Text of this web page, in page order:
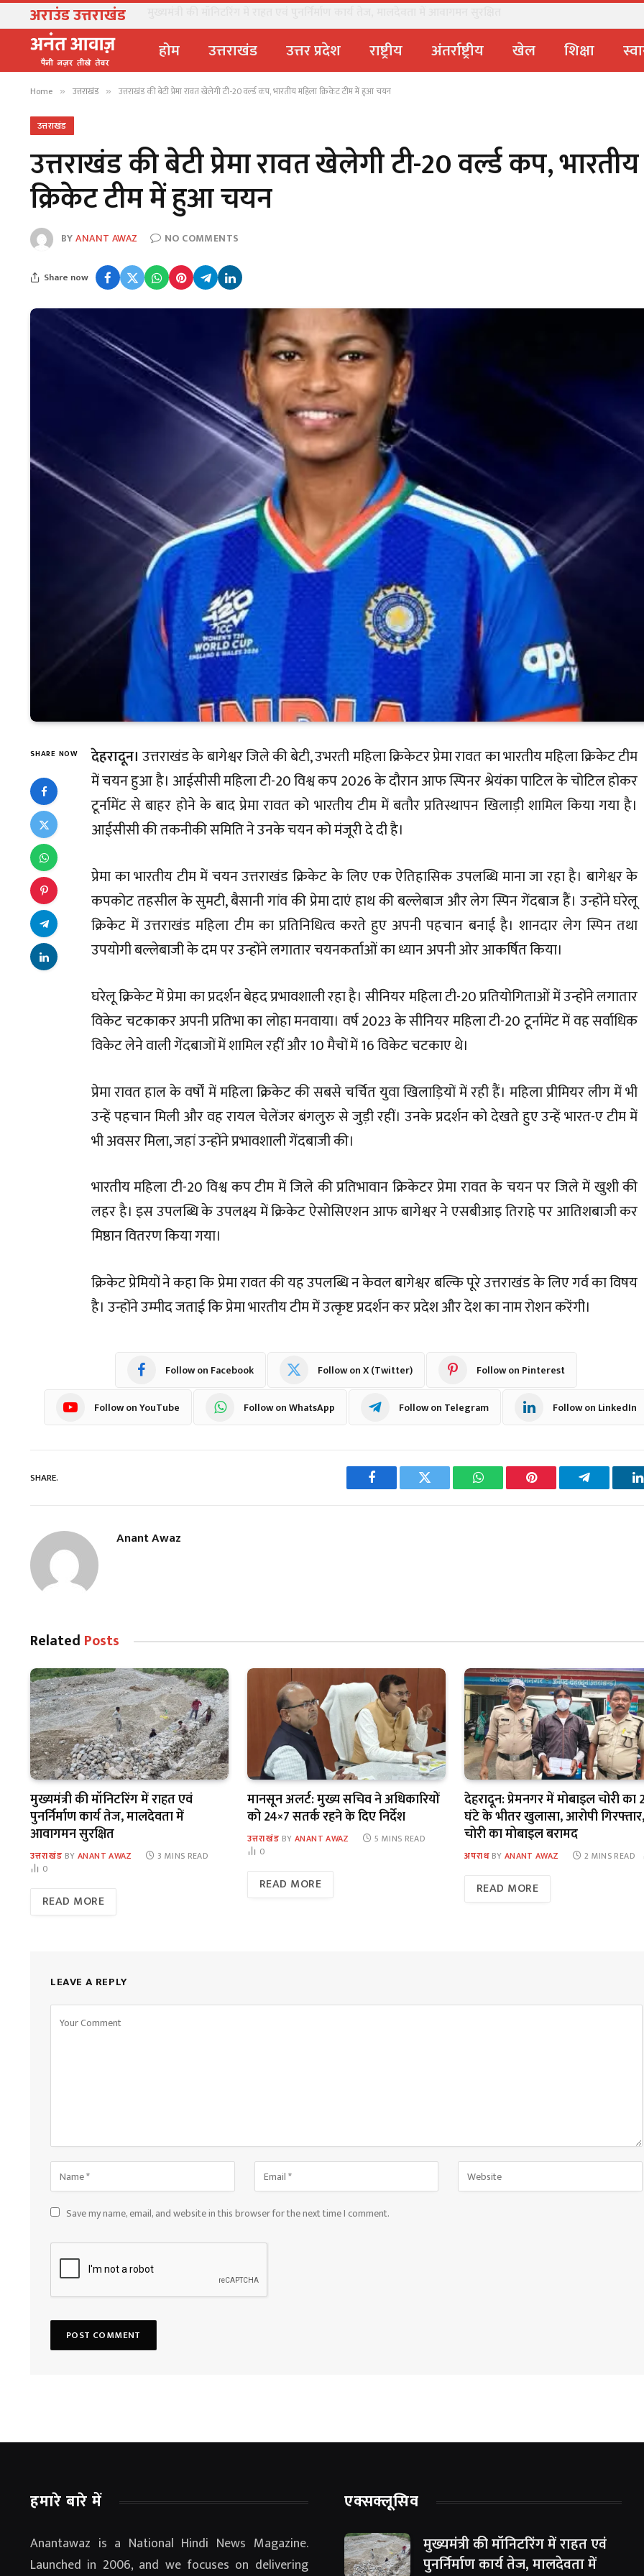
अराउंड उत्तराखंड
होम उत्तराखंड उत्तर प्रदेश राष्ट्रीय अंतर्राष्ट्रीय खेल शिक्षा
Home » उत्तराखंड » उत्तराखंड की बेटी प्रेमा रावत खेलेगी टी-20 वर्ल्ड कप, भारतीय महिला क्रिकेट टीम में हुआ चयन
उत्तराखंड
उत्तराखंड की बेटी प्रेमा रावत खेलेगी टी-20 वर्ल्ड कप,
क्रिकेट टीम में हुआ चयन
BYANANT AWAZ NO COMMENTS
Share now
SHARE NOW देहरादून। उत्तराखंड के बागेश्वर जिले की बेटी, उभरती महिला क्रिकेटर प्रेमा रावत का भारतीय महिला क्रिकेट टीम
में चयन हुआ है। आईसीसी महिला टी-20 विश्व कप 2026 के दौरान आफ स्पिनर श्रेयंका पाटिल के चोटिल होकर
टूर्नामेंट से बाहर होने के बाद प्रेमा रावत को भारतीय टीम में बतौर प्रतिस्थापन खिलाड़ी शामिल किया गया है।
आईसीसी की तकनीकी समिति ने उनके चयन को मंजूरी दे दी है।
प्रेमा का भारतीय टीम में चयन उत्तराखंड क्रिकेट के लिए एक ऐतिहासिक उपलब्धि माना जा रहा है। बागेश्वर के
कपकोट तहसील के सुमटी, बैसानी गांव की प्रेमा दाएं हाथ की बल्लेबाज और लेग स्पिन गेंदबाज हैं। उन्होंने घरेलू
क्रिकेट में उत्तराखंड महिला टीम का प्रतिनिधित्व करते हुए अपनी पहचान बनाई है। शानदार लेग स्पिन तथा
उपयोगी बल्लेबाजी के दम पर उन्होंने लगातार चयनकर्ताओं का ध्यान अपनी ओर आकर्षित किया।
घरेलू क्रिकेट में प्रेमा का प्रदर्शन बेहद प्रभावशाली रहा है। सीनियर महिला टी-20 प्रतियोगिताओं में उन्होंने लगातार
विकेट चटकाकर अपनी प्रतिभा का लोहा मनवाया। वर्ष 2023 के सीनियर महिला टी-20 टूर्नामेंट में वह सर्वाधिक
विकेट लेने वाली गेंदबाजों में शामिल रहीं और 10 मैचों में 16 विकेट चटकाए थे।
प्रेमा रावत हाल के वर्षों में महिला क्रिकेट की सबसे चर्चित युवा खिलाड़ियों में रही हैं। महिला प्रीमियर लीग में भी
उन्हें पहचान मिली और वह रायल चेलेंजर बंगलुरु से जुड़ी रहीं। उनके प्रदर्शन को देखते हुए उन्हें भारत-ए टीम में
भी अवसर मिला, जहां उन्होंने प्रभावशाली गेंदबाजी की।
भारतीय महिला टी-20 विश्व कप टीम में जिले की प्रतिभावान क्रिकेटर प्रेमा रावत के चयन पर जिले में खुशी की
लहर है। इस उपलब्धि के उपलक्ष्य में क्रिकेट ऐसोसिएशन आफ बागेश्वर ने एसबीआइ तिराहे पर आतिशबाजी कर
मिष्ठान वितरण किया गया।
क्रिकेट प्रेमियों ने कहा कि प्रेमा रावत की यह उपलब्धि न केवल बागेश्वर बल्कि पूरे उत्तराखंड के लिए गर्व का विषय
है। उन्होंने उम्मीद जताई कि प्रेमा भारतीय टीम में उत्कृष्ट प्रदर्शन कर प्रदेश और देश का नाम रोशन करेंगी।
Follow on Facebook Follow on X (Twitter) Follow on Pinterest
Follow on YouTube Follow on WhatsApp Follow on Telegram Follow on LinkedIn
SHARE.
Facebook Twitter WhatsAppPinterest Telegram
Anant Awaz
Related Posts
मुख्यमंत्री की मॉनिटरिंग में राहत एवं
पुनर्निर्माण कार्य तेज, मालदेवता में
आवागमन सुरक्षित
उत्तराखंड BY ANANT AWAZ
3 MINS READ
0
READ MORE
मानसून अलर्ट: मुख्य सचिव ने अधिकारियों
को 24×7 सतर्क रहने के दिए निर्देश
उत्तराखंड BY ANANT AWAZ
5 MINS READ
0
READ MORE
देहरादून: प्रेमनगर में मोबाइल चोरी का
घंटे के भीतर खुलासा, आरोपी गिरफ्तार,
चोरी का मोबाइल बरामद
अपराध BY ANANT AWAZ 2 MINS READ
READ MORE
LEAVE A REPLY
Save my name, email, and website in this browser for the next time I comment.
हमारे बारे में
Anantawaz is a National Hindi News Magazine.
Launched in 2006, and we focuses on delivering
एक्सक्लूसिव
मुख्यमंत्री की मॉनिटरिंग में राहत एवं
पुनर्निर्माण कार्य तेज, मालदेवता में